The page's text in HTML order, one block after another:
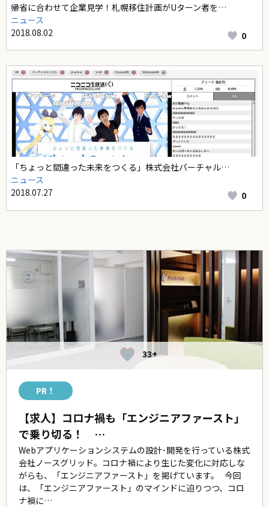
帰省に合わせて企業見学！札幌移住計画がUターン者を…
ニュース
2018.08.02
0
「ちょっと間違った未来をつくる」株式会社バーチャル…
ニュース
2018.07.27
0
33+
PR！
【求人】コロナ禍も「エンジニアファースト」
で乗り切る！ …
Webアプリケーションシステムの設計･開発を行っている株式
会社ノースグリッド。コロナ禍により生じた変化に対応しな
がらも、「エンジニアファースト」を掲げています。 今回
は、「エンジニアファースト」のマインドに迫りつつ、コロ
ナ禍に…